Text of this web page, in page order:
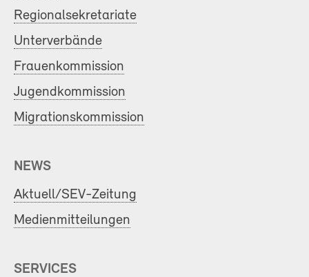
Regionalsekretariate
Unterverbände
Frauenkommission
Jugendkommission
Migrationskommission
NEWS
Aktuell/SEV-Zeitung
Medienmitteilungen
SERVICES